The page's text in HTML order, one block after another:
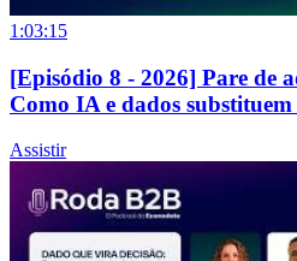
1:03:15
[Episódio 8 - 2026] Pare de
Como IA e dados
Assistir